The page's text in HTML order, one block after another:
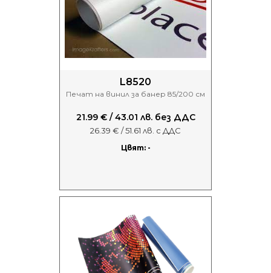
L8520
Печат на винил за банер 85/200 см
21.99 € / 43.01 лв. без ДДС
26.39 € / 51.61 лв. с ДДС
Цвят: -